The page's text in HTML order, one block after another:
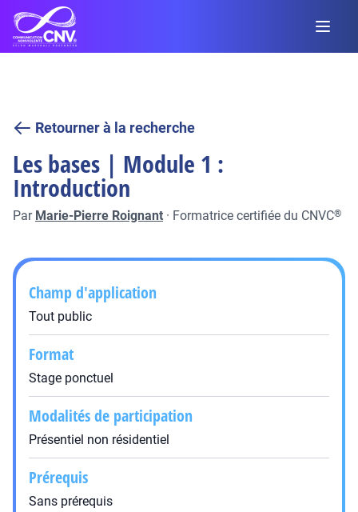
Retourner à la recherche
Les bases | Module 1 :
Introduction
Par Marie-Pierre Roignant · Formatrice certifiée du CNVC®
Champ d'application
Tout public
Format
Stage ponctuel
Modalités de participation
Présentiel non résidentiel
Prérequis
Sans prérequis